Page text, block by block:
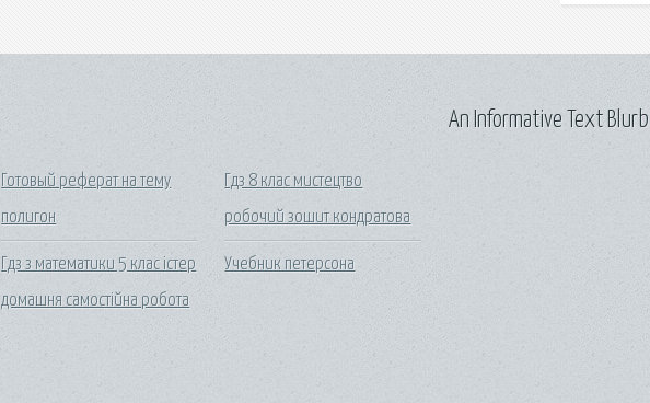
Готовый реферат на тему
полигон
Гдз з математики 5 клас істер
домашня самостійна робота
Гдз 8 клас мистецтво
робочий зошит кондратова
Учебник петерсона
An Informative Text Blurb